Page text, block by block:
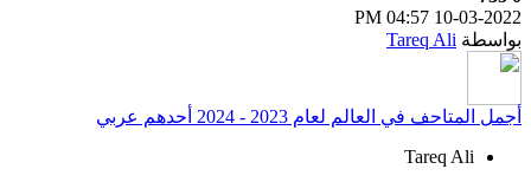
10-03-2022
04:57 PM
بواسطة Tareq Ali
أجمل المتاحف في العالم لعام 2023 - 2024 أحدهم عربي
Tareq Ali